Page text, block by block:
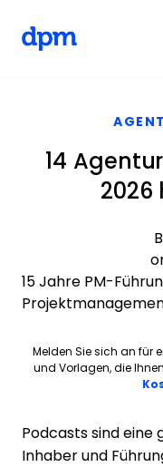
14
2026
15 Jahre PM-
Melden Sie sich an für
und Vorlagen, die
Podcasts sind eine
Inhaber und